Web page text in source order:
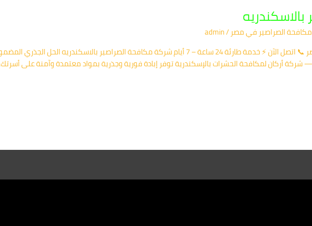
مكافحة الصراصير​ في مصر /
admin
← الرئيسية أركان لمكافحة الحشرات بمصر 📞 اتصل الآن ⚡ خدمة طارئة 24 ساعة – 7 أيام شركة مكافحة الصراصير
أركان لمكافحة الحشرات بالإسكندرية توفر إبادة فورية وجذرية بمواد معتمدة وآمنة على